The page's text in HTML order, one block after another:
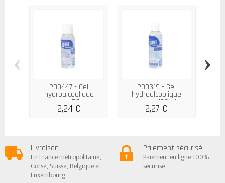
P00447 - Gel
hydroalcoolique
capsule 50ml...
2,24 €
P00319 - Gel
hydroalcoolique
capsule 100ml...
2,27 €
‹ ›
Livraison
En France métropolitaine,
Corse, Suisse, Belgique et
Luxembourg
Paiement sécurisé
Paiement en ligne 100%
sécurisé